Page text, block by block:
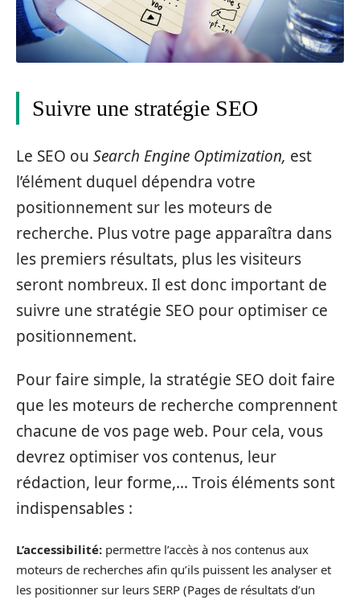
Suivre une stratégie SEO
Le SEO ou Search Engine Optimization, est
l’élément duquel dépendra votre
positionnement sur les moteurs de
recherche. Plus votre page apparaîtra dans
les premiers résultats, plus les visiteurs
seront nombreux. Il est donc important de
suivre une stratégie SEO pour optimiser ce
positionnement.
Pour faire simple, la stratégie SEO doit faire
que les moteurs de recherche comprennent
chacune de vos page web. Pour cela, vous
devrez optimiser vos contenus, leur
rédaction, leur forme,… Trois éléments sont
indispensables :
L’accessibilité: permettre l’accès à nos contenus aux
moteurs de recherches afin qu’ils puissent les analyser et
les positionner sur leurs SERP (Pages de résultats d’un